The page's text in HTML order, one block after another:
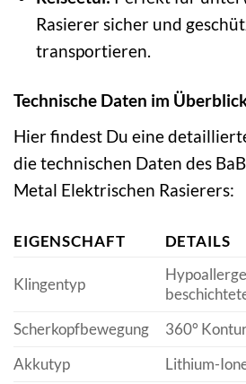
Rasierer sicher und
transportieren.
Technische Daten im
Hier findest Du eine
die technischen Daten des
Metal Elektrischen Rasierers:
EIGENSCHAFT DETAILS
Klingentyp
Scherkopfbewegung
360°
Akkutyp
Lithium-